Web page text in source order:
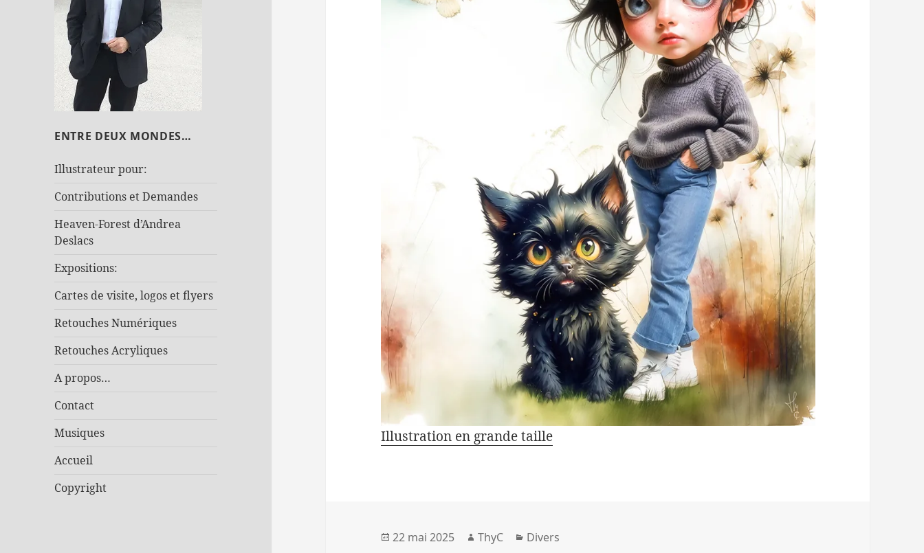
ENTRE DEUX MONDES…
Illustrateur pour:
Contributions et Demandes
Heaven-Forest d’Andrea
Deslacs
Expositions:
Cartes de visite, logos et flyers
Retouches Numériques
Retouches Acryliques
A propos…
Contact
Musiques
Accueil
Copyright
Illustration en grande taille
Publié
22 mai 2025 Auteur
ThyC Catégories
Divers